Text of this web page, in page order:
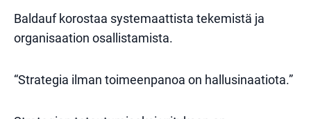
Baldauf korostaa systemaattista tekemistä ja
organisaation osallistamista.
“Strategia ilman toimeenpanoa on hallusinaatiota.”